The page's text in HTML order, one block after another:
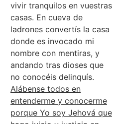
vivir tranquilos en vuestras
casas. En cueva de
ladrones convertís la casa
donde es invocado mi
nombre con mentiras, y
andando tras dioses que
no conocéis delinquís.
Alábense todos en
entenderme y conocerme
porque Yo soy Jehová que